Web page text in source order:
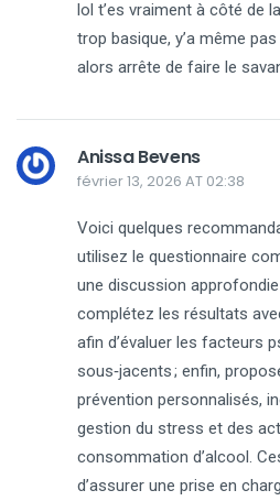
lol t’es vraiment à côté de
trop basique, y’a même
alors arrête de faire le
Anissa Bevens
février 13, 2026 AT 02:38
Voici quelques
utilisez le questionnaire
une discussion
complétez les résultats
afin d’évaluer les facteurs
sous‑jacents ; enfin,
prévention personnalisés,
gestion du stress et des
consommation d’alcool.
d’assurer une prise en